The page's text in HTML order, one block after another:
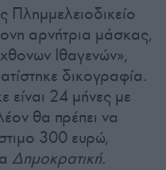
αρνήτρια μάσκας,
Ιθαγενών»,
δικογραφία.
είναι 24 μήνες με
θα πρέπει να
300 ευρώ,
Δημοκρατική.